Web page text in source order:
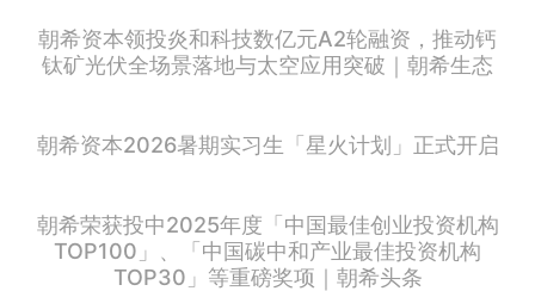
朝希资本领投炎和科技数亿元A2轮融资，推动钙
钛矿光伏全场景落地与太空应用突破｜朝希生态
朝希资本2026暑期实习生「星火计划」正式开启
朝希荣获投中2025年度「中国最佳创业投资机构
TOP100」、「中国碳中和产业最佳投资机构
TOP30」等重磅奖项｜朝希头条